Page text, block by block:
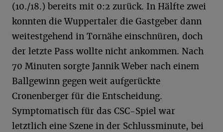
(10./18.) bereits mit 0:2 zurück. In Hälfte zwei
konnten die Wuppertaler die Gastgeber dann
weitestgehend in Tornähe einschnüren, doch
der letzte Pass wollte nicht ankommen. Nach
70 Minuten sorgte Jannik Weber nach einem
Ballgewinn gegen weit aufgerückte
Cronenberger für die Entscheidung.
Symptomatisch für das CSC-Spiel war
letztlich eine Szene in der Schlussminute, bei